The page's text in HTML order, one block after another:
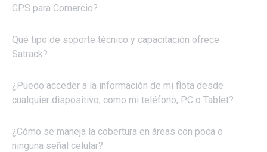
GPS para Comercio?
Qué tipo de soporte técnico y capacitación ofrece
Satrack?
¿Puedo acceder a la información de mi flota desde
cualquier dispositivo, como mi teléfono, PC o Tablet?
¿Cómo se maneja la cobertura en áreas con poca o
ninguna señal celular?